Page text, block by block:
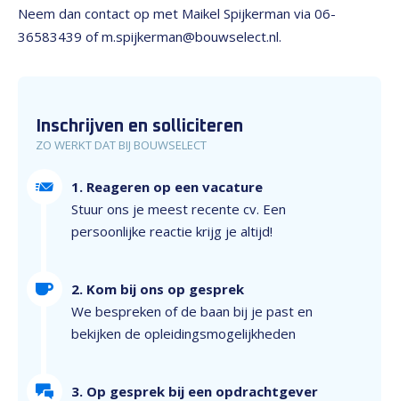
Neem dan contact op met Maikel Spijkerman via 06-
36583439 of m.spijkerman@bouwselect.nl.
Inschrijven en solliciteren
ZO WERKT DAT BIJ BOUWSELECT
1. Reageren op een vacature
Stuur ons je meest recente cv. Een
persoonlijke reactie krijg je altijd!
2. Kom bij ons op gesprek
We bespreken of de baan bij je past en
bekijken de opleidingsmogelijkheden
3. Op gesprek bij een opdrachtgever